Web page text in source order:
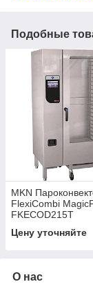
Подобные
MKN
FlexiCombi
FKECOD215T
Цену уточняйте
О нас